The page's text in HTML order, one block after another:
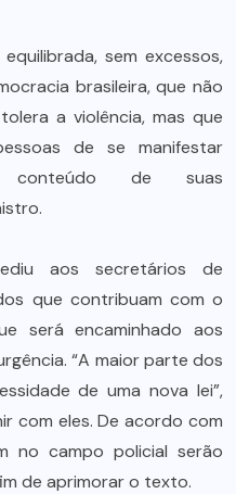
sem excessos,
brasileira, que não
a violência, mas que
de se manifestar
conteúdo de suas
aos secretários de
que contribuam com o
será encaminhado aos
“A maior parte dos
de uma nova lei”,
com eles. De acordo com
no campo policial serão
de aprimorar o texto.